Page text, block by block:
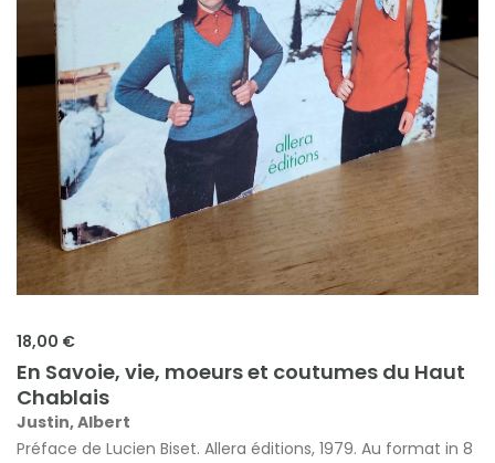
18,00 €
En Savoie, vie, moeurs et coutumes du Haut
Chablais
Justin, Albert
Préface de Lucien Biset. Allera éditions, 1979. Au format in 8